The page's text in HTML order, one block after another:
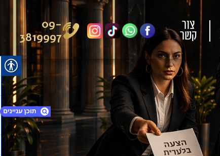
1. אצלנו הבנק מתחרה עליך
צור
קשר
09-
3819997